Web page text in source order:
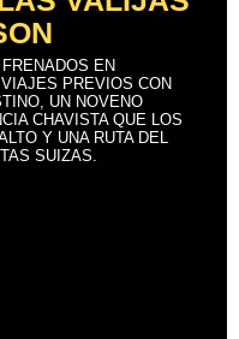
EN
PREVIOS CON
UN NOVENO
CHAVISTA QUE LOS
Y UNA RUTA DEL
SUIZAS.